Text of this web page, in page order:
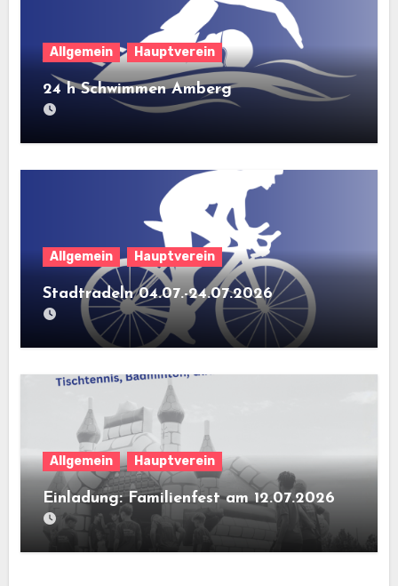
Allgemein Hauptverein
24 h Schwimmen Amberg
Allgemein Hauptverein
Stadtradeln 04.07.-24.07.2026
Allgemein Hauptverein
Einladung: Familienfest am 12.07.2026